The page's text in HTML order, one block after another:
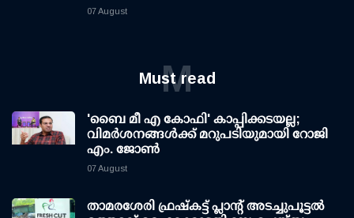
07 August
Must read
M
'ബൈ മീ എ കോഫി' കാപ്പിക്കടയല്ല;
വിമര്‍ശനങ്ങള്‍ക്ക് മറുപടിയുമായി റോജി
എം. ജോണ്‍
07 August
താമരശേരി ഫ്രഷ്കട്ട് പ്ലാന്റ് അടച്ചുപൂട്ടൽ